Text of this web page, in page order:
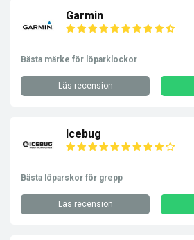
Garmin
Bästa märke för löparklockor
Läs recension
Icebug
Bästa löparskor för grepp
Läs recension